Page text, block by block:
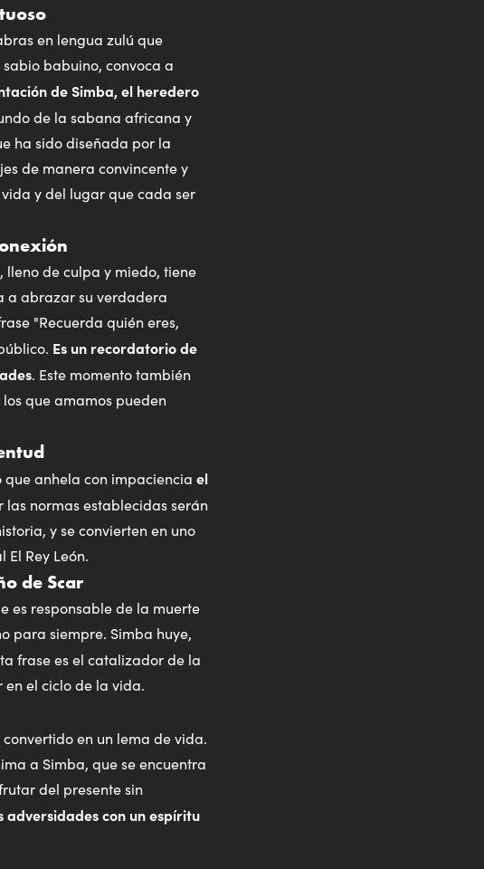
en lengua zulú que
babuino, convoca a
de Simba, el heredero
de la sabana africana y
ha sido diseñada por la
de manera convincente y
y del lugar que cada ser
lleno de culpa y miedo, tiene
a abrazar su verdadera
"Recuerda quién eres,
Es un recordatorio de
. Este momento también
que amamos pueden
anhela con impaciencia el
las normas establecidas serán
y se convierten en uno
Rey León.
de Scar
es responsable de la muerte
para siempre. Simba huye,
frase es el catalizador de la
el ciclo de la vida.
convertido en un lema de vida.
a Simba, que se encuentra
del presente sin
con un espíritu